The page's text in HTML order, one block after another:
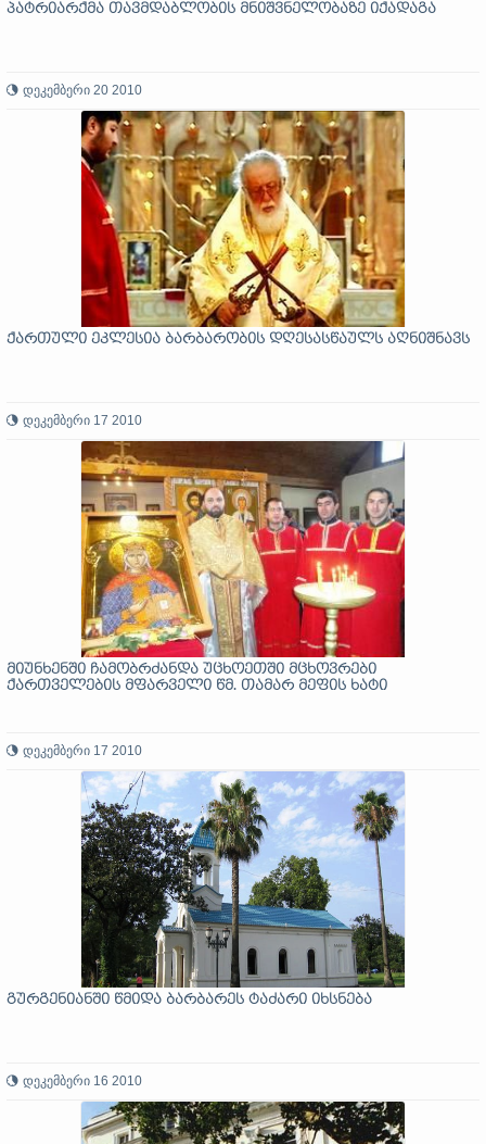
პატრიარქმა თავმდაბლობის მნიშვნელობაზე იქადაგა
დეკემბერი 20 2010
ქართული ეკლესია ბარბარობის დღესასწაულს აღნიშნავს
დეკემბერი 17 2010
მიუნხენში ჩამობრძანდა უცხოეთში მცხოვრები
ქართველების მფარველი წმ. თამარ მეფის ხატი
დეკემბერი 17 2010
გურგენიანში წმიდა ბარბარეს ტაძარი იხსნება
დეკემბერი 16 2010